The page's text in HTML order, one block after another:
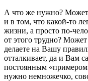
А что же нужно? Может
и в том, что какой-то
жизни, а просто по-
от этого трудно?
делаете на Вашу
отталкивает, да и Вам
постоянным
нужно немножечко,